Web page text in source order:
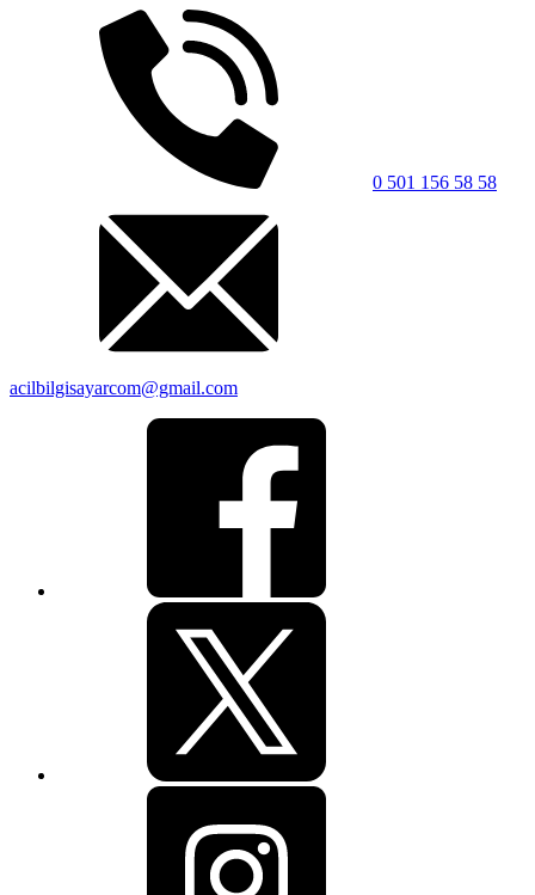
0 501 156 58 58
acilbilgisayarcom@gmail.com